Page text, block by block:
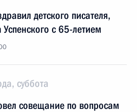
детского писателя,
с 65-летием
суббота
совещание по вопросам